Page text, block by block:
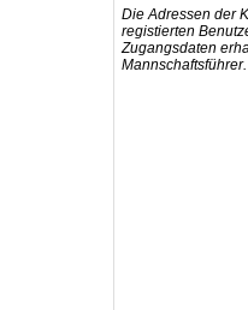
Die Adressen der
registierten
Zugangsdaten
Mannschaftsführer.